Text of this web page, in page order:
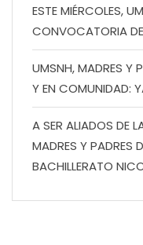
ESTE MIÉRCOLES,
CONVOCATORIA
UMSNH, MADRES Y
Y EN COMUNIDAD:
A SER ALIADOS DE
MADRES Y PADRES
BACHILLERATO